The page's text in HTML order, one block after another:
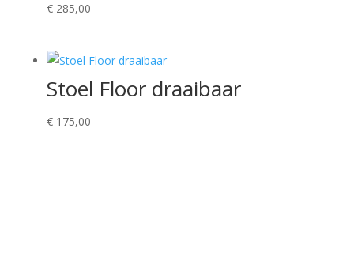
€285,00
Stoel Floor draaibaar
€175,00